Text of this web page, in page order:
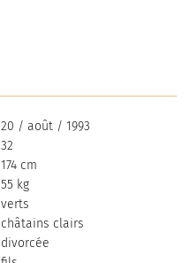
20 / août / 1993
32
174 cm
55 kg
verts
сhâtains clairs
divorcée